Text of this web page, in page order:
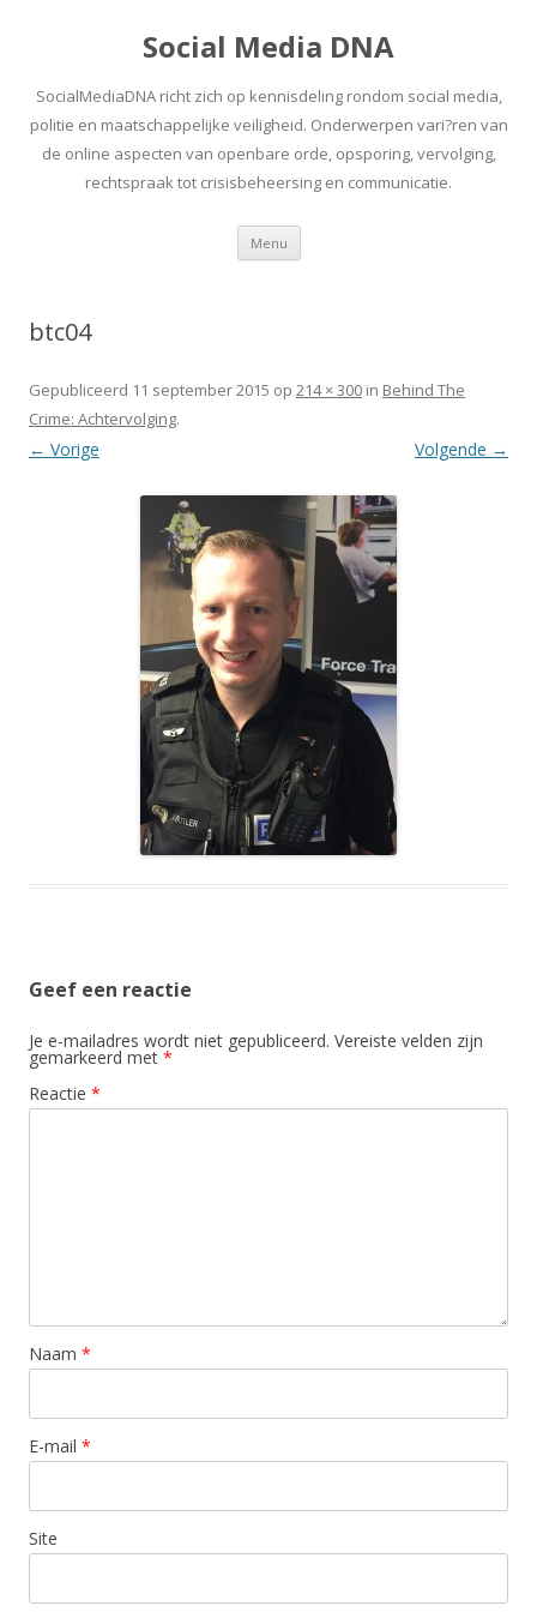
Social Media DNA
SocialMediaDNA richt zich op kennisdeling rondom social media,
politie en maatschappelijke veiligheid. Onderwerpen vari?ren van
de online aspecten van openbare orde, opsporing, vervolging,
rechtspraak tot crisisbeheersing en communicatie.
Menu Spring
inhoud
btc04
Gepubliceerd 11 september 2015 op 214 × 300 in Behind The
Crime: Achtervolging.
← Vorige Volgende →
Geef een reactie
Je e-mailadres wordt niet gepubliceerd. Vereiste velden zijn
gemarkeerd met *
Reactie *
Naam *
E-mail *
Site